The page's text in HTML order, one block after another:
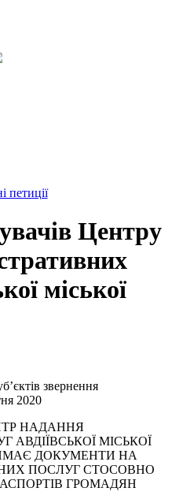
петиції
Центру
міської
звернення
2020
НАДАННЯ
АВДІЇВСЬКОЇ МІСЬКОЇ
ДОКУМЕНТИ НА
ПОСЛУГ СТОСОВНО
ГРОМАДЯН